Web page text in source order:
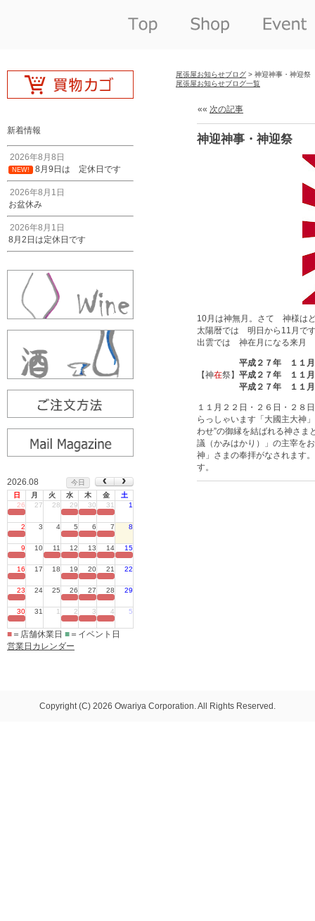
新着情報
2026年8月8日
NEW! 8月9日は 定休日です
2026年8月1日
お盆休み
2026年8月1日
8月2日は定休日です
2026.08
今日
日
月 火 水 木 金
土
26
27 28 29 30 31 1
2 3 4 5 6 7 8
9 10 11 12 13 14 15
16 17 18 19 20 21 22
23 24 25 26 27 28 29
30 31 1 2 3 4 5
■ ＝店舗休業日 ■ ＝イベント日
営業日カレンダー
尾張屋お知らせブログ > 神迎神事・神迎祭
尾張屋お知らせブログ一覧
«« 次の記事
神迎神事・神迎祭
10月は神無月。さて 神様は
太陽暦では 明日から11月で
出雲では 神在月になる来月
【神在祭】
平成２７年 １１
平成２７年 １１
平成２７年 １１
１１月２２日・２６日・２８
らっしゃいます「大國主大神
わせ”の御縁を結ばれる神さま
議 （かみはかり）」の主宰を
神」さまの奉拝がなされます
す。
Copyright (C) 2026 Owariya Corporation. All Rights Reserved.